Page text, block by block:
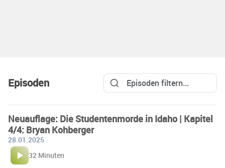
Episoden
Neuauflage: Die Studentenmorde in Idaho | Kapitel
4/4: Bryan Kohberger
28.01.2025
32 Minuten